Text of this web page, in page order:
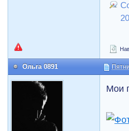
Ольга 0891
Мои